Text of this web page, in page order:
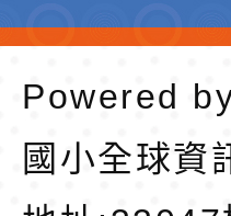
Powered
國小全球資